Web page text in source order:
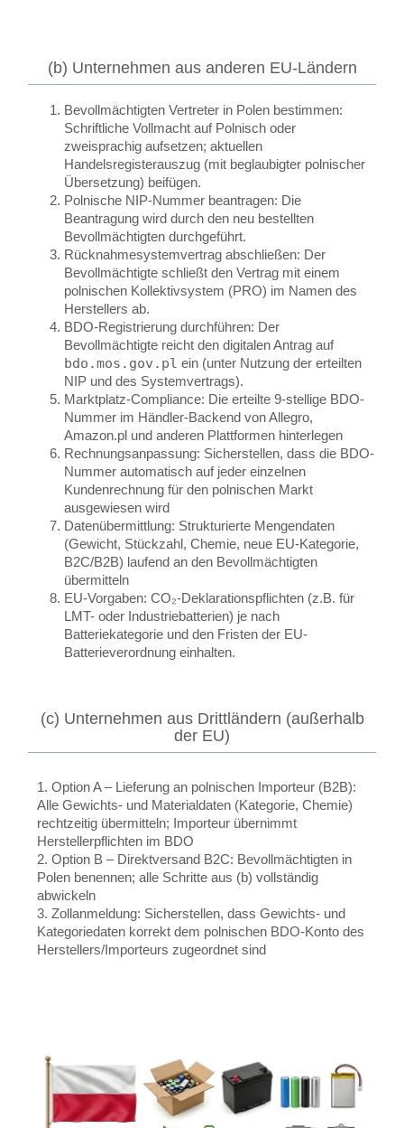
(b) Unternehmen aus anderen EU-Ländern
Bevollmächtigten Vertreter in Polen bestimmen:
Schriftliche Vollmacht auf Polnisch oder
zweisprachig aufsetzen; aktuellen
Handelsregisterauszug (mit beglaubigter polnischer
Übersetzung) beifügen.
Polnische NIP-Nummer beantragen: Die
Beantragung wird durch den neu bestellten
Bevollmächtigten durchgeführt.
Rücknahmesystemvertrag abschließen: Der
Bevollmächtigte schließt den Vertrag mit einem
polnischen Kollektivsystem (PRO) im Namen des
Herstellers ab.
BDO-Registrierung durchführen: Der
Bevollmächtigte reicht den digitalen Antrag auf
bdo.mos.gov.pl ein (unter Nutzung der erteilten
NIP und des Systemvertrags).
Marktplatz-Compliance: Die erteilte 9-stellige BDO-
Nummer im Händler-Backend von Allegro,
Amazon.pl und anderen Plattformen hinterlegen
Rechnungsanpassung: Sicherstellen, dass die BDO-
Nummer automatisch auf jeder einzelnen
Kundenrechnung für den polnischen Markt
ausgewiesen wird
Datenübermittlung: Strukturierte Mengendaten
(Gewicht, Stückzahl, Chemie, neue EU-Kategorie,
B2C/B2B) laufend an den Bevollmächtigten
übermitteln
EU-Vorgaben: CO₂-Deklarationspflichten (z.B. für
LMT- oder Industriebatterien) je nach
Batteriekategorie und den Fristen der EU-
Batterieverordnung einhalten.
(c) Unternehmen aus Drittländern (außerhalb
der EU)
1. Option A – Lieferung an polnischen Importeur (B2B):
Alle Gewichts- und Materialdaten (Kategorie, Chemie)
rechtzeitig übermitteln; Importeur übernimmt
Herstellerpflichten im BDO
2. Option B – Direktversand B2C: Bevollmächtigten in
Polen benennen; alle Schritte aus (b) vollständig
abwickeln
3. Zollanmeldung: Sicherstellen, dass Gewichts- und
Kategoriedaten korrekt dem polnischen BDO-Konto des
Herstellers/Importeurs zugeordnet sind